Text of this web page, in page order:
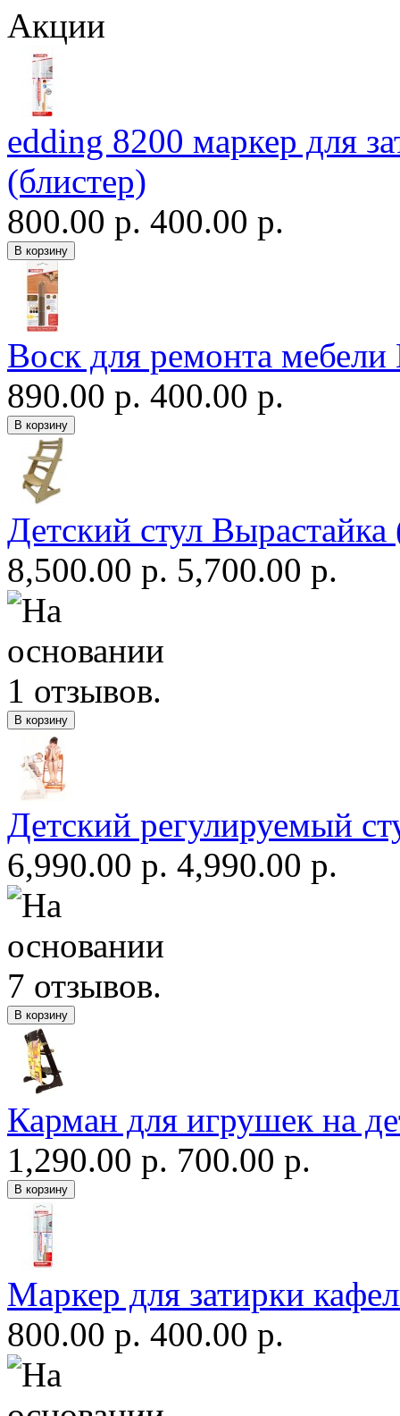
Акции
edding 8200 маркер для
(блистер)
800.00 р. 400.00 р.
Воск для ремонта мебели
890.00 р. 400.00 р.
Детский стул Вырастайка
8,500.00 р. 5,700.00 р.
Детский регулируемый
6,990.00 р. 4,990.00 р.
Карман для игрушек на
1,290.00 р. 700.00 р.
Маркер для затирки
800.00 р. 400.00 р.